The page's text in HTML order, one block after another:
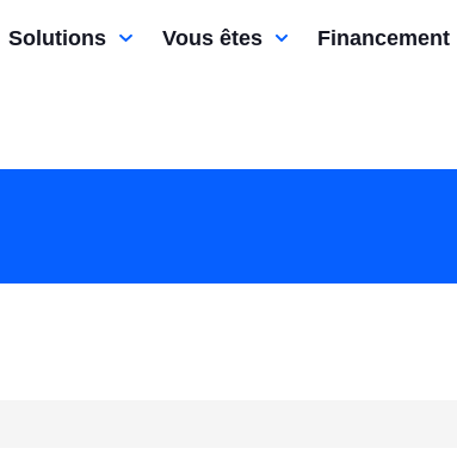
Solutions Vous êtes Financement